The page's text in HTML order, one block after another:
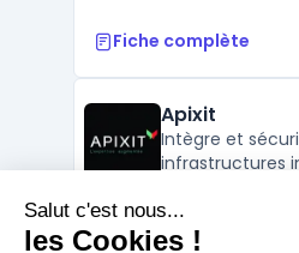
Fiche complète
Apixit
Intègre et
infrastructures